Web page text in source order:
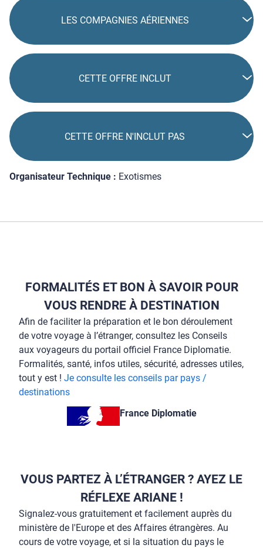
LES COMPAGNIES AÉRIENNES
CETTE OFFRE INCLUT
CETTE OFFRE N'INCLUT PAS
Organisateur Technique : Exotismes
FORMALITÉS ET BON À SAVOIR POUR
VOUS RENDRE À DESTINATION
Afin de faciliter la préparation et le bon déroulement
de votre voyage à l’étranger, consultez les Conseils
aux voyageurs du portail officiel France Diplomatie.
Formalités, santé, infos utiles, sécurité, adresses utiles,
tout y est ! Je consulte les conseils par pays /
destinations
France Diplomatie
VOUS PARTEZ À L’ÉTRANGER ? AYEZ LE
RÉFLEXE ARIANE !
Signalez-vous gratuitement et facilement auprès du
ministère de l'Europe et des Affaires étrangères. Au
cours de votre voyage, et si la situation du pays le